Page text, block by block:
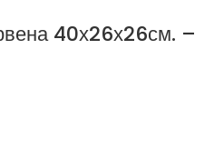
40х26х26см. –